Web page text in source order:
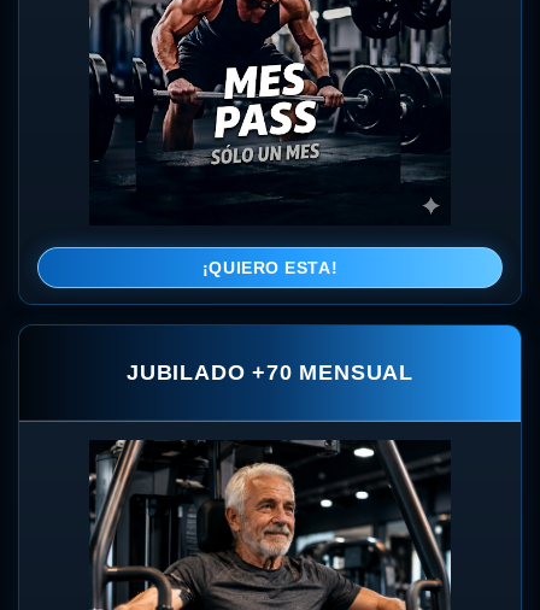
¡QUIERO ESTA!
JUBILADO +70 MENSUAL